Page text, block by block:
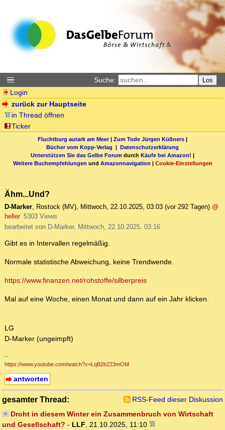
Suche: Los
Login
zurück zur Hauptseite
in Thread öffnen
Ticker
Fluchtburg autark am Meer| Zum Tode Jürgen Küßners |
Bücher vom Kopp-Verlag | Datenschutzerklärung
Unterstützen Sie das Gelbe Forum durch Käufe bei Amazon! |
Weitere Buchempfehlungen und Amazonnavigation | Cookie-Einstellungen
Ähm...Und?
D-Marker, Rostock (MV), Mittwoch, 22.10.2025, 03:03 (vor 292 Tagen) @
heller 5303 Views
bearbeitet von D-Marker, Mittwoch, 22.10.2025, 03:16
Gibt es in Intervallen regelmäßig.
Normale statistische Abweichung, keine Trendwende.
https://www.finanzen.net/rohstoffe/silberpreis
Mal auf eine Woche, einen Monat und dann auf ein Jahr klicken.
LG
D-Marker (ungeimpft)
--
https://www.youtube.com/watch?v=LqB2b223mOM
antworten
gesamter Thread:
RSS-Feed dieser Diskussion
Droht in diesem Winter ein Zusammenbruch von Wirtschaft
und Gesellschaft? - LLF, 21.10.2025, 11:10